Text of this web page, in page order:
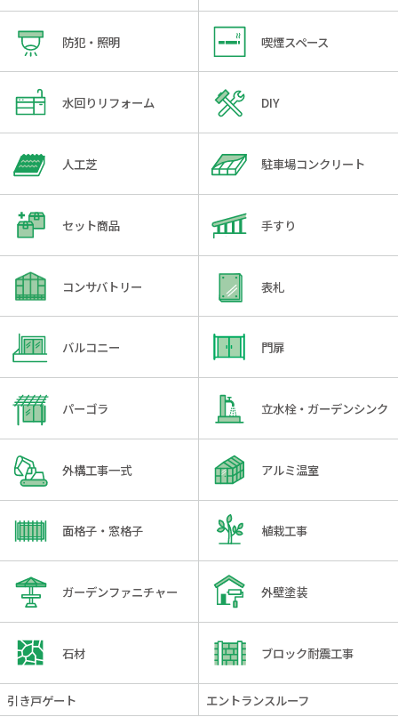
防犯・照明 喫煙スペース
水回りリフォーム DIY
人工芝 駐車場コンクリート
セット商品 手すり
コンサバトリー 表札
バルコニー 門扉
パーゴラ 立水栓・ガーデンシンク
外構工事一式 アルミ温室
面格子・窓格子 植栽工事
ガーデンファニチャー 外壁塗装
石材 ブロック耐震工事
引き戸ゲート エントランスルーフ